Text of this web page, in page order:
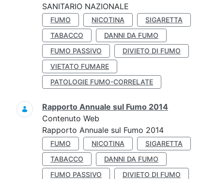
SANITARIO NAZIONALE
FUMO NICOTINA
SIGARETTA
TABACCO
DANNI DA FUMO
FUMO PASSIVO
DIVIETO DI FUMO
VIETATO FUMARE
PATOLOGIE FUMO-CORRELATE
Rapporto Annuale sul Fumo 2014
Contenuto Web
Rapporto Annuale sul Fumo 2014
FUMO NICOTINA
SIGARETTA
TABACCO
DANNI DA FUMO
FUMO PASSIVO
DIVIETO DI FUMO